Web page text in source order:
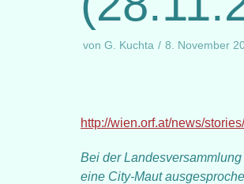
von G. Kuchta 8. November
http://wien.orf.at/news/
Bei der
eine City-Maut